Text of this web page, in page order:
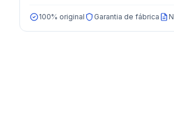
100% original Garantia de fábrica